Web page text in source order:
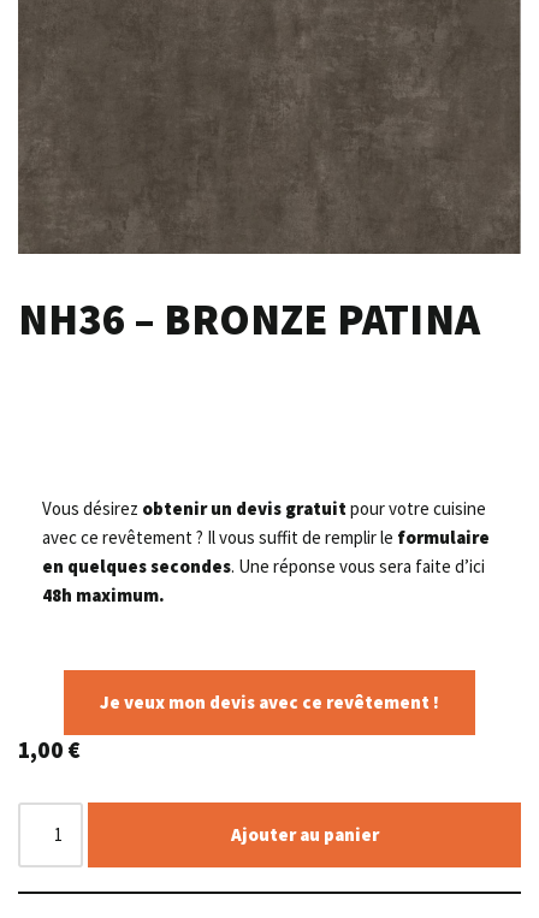
NH36 – BRONZE PATINA
Vous désirez obtenir un devis gratuit pour votre cuisine
avec ce revêtement ? Il vous suffit de remplir le formulaire
en quelques secondes. Une réponse vous sera faite d’ici
48h maximum.
Je veux mon devis avec ce revêtement !
1,00 €
Ajouter au panier